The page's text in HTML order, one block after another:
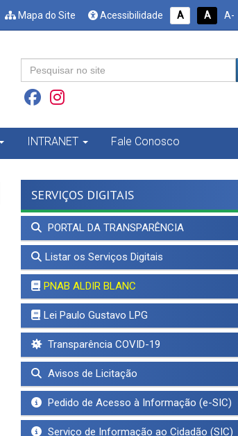
Mapa do Site Acessibilidade A A A-
INTRANET Fale Conosco
SERVIÇOS DIGITAIS
PORTAL DA TRANSPARÊNCIA
Listar os Serviços Digitais
PNAB ALDIR BLANC
Lei Paulo Gustavo LPG
Transparência COVID-19
Avisos de Licitação
Pedido de Acesso à Informação (e-SIC)
Serviço de Informação ao Cidadão (SIC)